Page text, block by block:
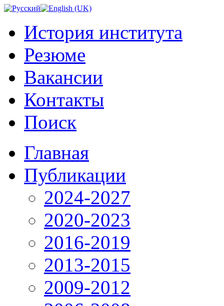
История института
Резюме
Вакансии
Контакты
Поиск
Главная
Публикации
2024-2027
2020-2023
2016-2019
2013-2015
2009-2012